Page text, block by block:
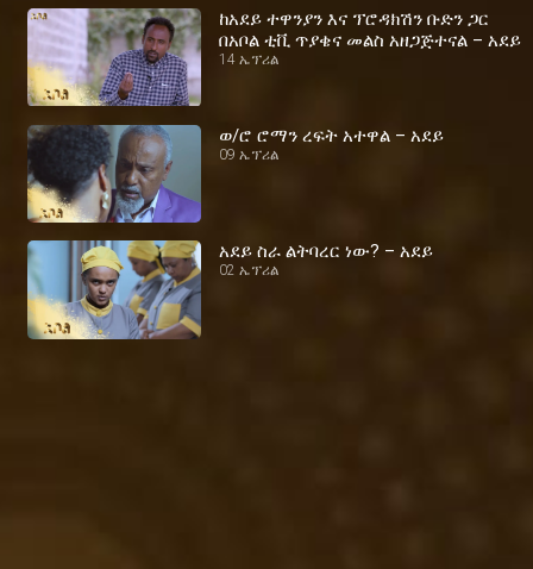
ከአደይ ተዋንያን እና ፕሮዳክሽን ቡድን ጋር
በአቦል ቲቪ ጥያቄና መልስ አዘጋጅተናል – አደይ
14 ኤፕሪል
ወ/ሮ ሮማን ረፍት አተዋል – አደይ
09 ኤፕሪል
አደይ ስራ ልትባረር ነው? – አደይ
02 ኤፕሪል